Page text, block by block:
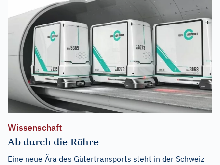
Wissenschaft
Ab durch die Röhre
Eine neue Ära des Gütertransports steht in der Schweiz